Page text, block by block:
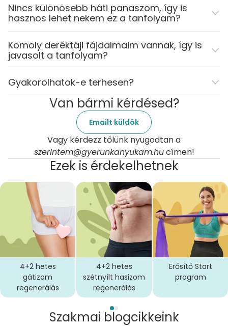
Nincs különösebb háti panaszom, így is
hasznos lehet nekem ez a tanfolyam?
Komoly deréktáji fájdalmaim vannak, így is
javasolt a tanfolyam?
Gyakorolhatok-e terhesen?
Van bármi kérdésed?
Emailt küldök
Vagy kérdezz tőlünk nyugodtan a
szerintem@gyerunkanyukam.hucímen!
Ezek is érdekelhetnek
4+2 hetes
gátizom
regenerálás
4+2 hetes
szétnyílt hasizom
regenerálás
Erősítő Start
program
Szakmai blogcikkeink